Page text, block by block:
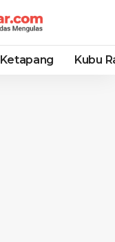
Ketapang Kubu